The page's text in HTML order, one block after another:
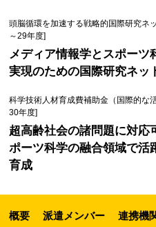
頭脳循環を加速する戦略的国際研究ネ
～29年度]
メディア情報学とスポーツ
実現のための国際研究ネッ
科学技術人材育成費補助金（国際的な
30年度]
超高齢社会の諸問題に対応
ポーツ科学の融合領域で活
育成
概要 派遣メンバー 連携機